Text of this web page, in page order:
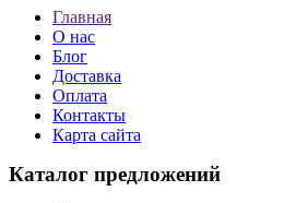
Главная
О нас
Блог
Доставка
Оплата
Контакты
Карта сайта
Каталог предложений